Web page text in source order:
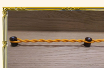
несколько
вариаций.
Опции
можно
выбрать
на